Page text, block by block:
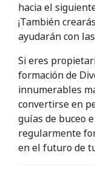
hacia el
¡También
ayudarán con
Si eres
formación de
innumerables
convertirse en
guías de buceo
regularmente
en el futuro de